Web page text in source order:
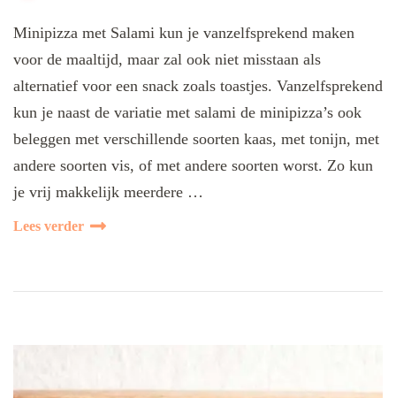
Minipizza met Salami kun je vanzelfsprekend maken
voor de maaltijd, maar zal ook niet misstaan als
alternatief voor een snack zoals toastjes. Vanzelfsprekend
kun je naast de variatie met salami de minipizza’s ook
beleggen met verschillende soorten kaas, met tonijn, met
andere soorten vis, of met andere soorten worst. Zo kun
je vrij makkelijk meerdere …
Lees verder